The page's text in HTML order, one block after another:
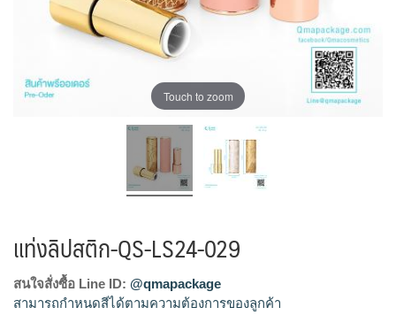
Touch to zoom
แท่งลิปสติก-QS-LS24-029
สนใจสั่งซื้อ Line ID: @qmapackage
สามารถกำหนดสีได้ตามความต้องการของลูกค้า